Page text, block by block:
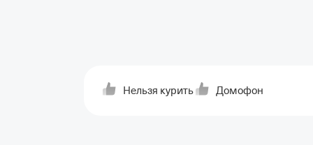
Нельзя курить Домофон